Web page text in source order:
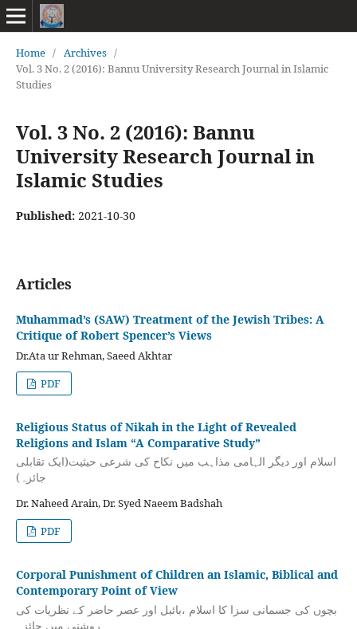
Home / Archives /
Vol. 3 No. 2 (2016): Bannu University Research Journal in Islamic
Studies
Vol. 3 No. 2 (2016): Bannu
University Research Journal in
Islamic Studies
Published: 2021-10-30
Articles
Muhammad’s (SAW) Treatment of the Jewish Tribes: A
Critique of Robert Spencer’s Views
Dr.Ata ur Rehman, Saeed Akhtar
PDF
Religious Status of Nikah in the Light of Revealed
Religions and Islam “A Comparative Study”
اسلام اور دیگر الہامی مذاہب میں نکاح کی شرعی حیثیت(ایک تقابلی
جائزہ)
Dr. Naheed Arain, Dr. Syed Naeem Badshah
PDF
Corporal Punishment of Children an Islamic, Biblical and
Contemporary Point of View
بچوں کی جسمانی سزا کا اسلام ،بائبل اور عصر حاضر کے نظریات کی
روشنی میں جائزہ